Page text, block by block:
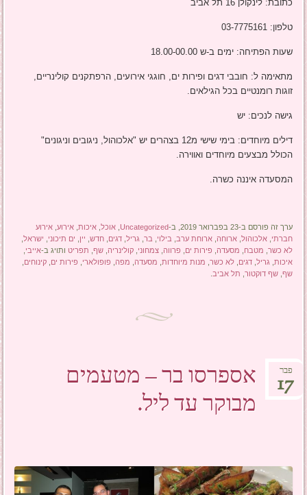
כתובת: לינקולן 16 תל אביב
טלפון: 03-7775161
שעות הפתיחה: ימים ב-ש 18.00-00.00
מתאימה ל: חובבי דגים ופירות ים, חוגגי אירועים, הרפתקנים קולינריים,
זוגות רומנטיים בכל הגילאים.
גישה לנכים: יש
דילים מיוחדים: בימי שישי מ12 בצהרים יש "אלכוהול, ניגובים וניגונים"
הכולל מבצעים מיוחדים ואווירה.
המסעדה איננה כשרה.
ערך זה פורסם ב-23 בפברואר 2019, ב- Uncategorized
,אוכל ,איכות ,אירוע ,אירוע
חברתי ,אלכוהול ,ארוחה ,ארוחת ערב בילוי בר גריל ,דגים ,חדש יין ים תיכוני ישראל
לא כשר מטבח מסעדה פירות ים פרווה ,צמחוני ,קולינריה ,שף תפריט ותויג ב-אייבי
איכות גריל ,דגים ,לא כשר מנות מיוחדות מסעדה מפה פופולארי פירות ים ,קינוחים
שף ,שף דוקטור תל אביב
אספרסו בר – מטעמים
מבוקר עד ליל.
פבר
17